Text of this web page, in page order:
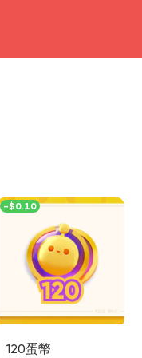
120蛋幣
-$0.10